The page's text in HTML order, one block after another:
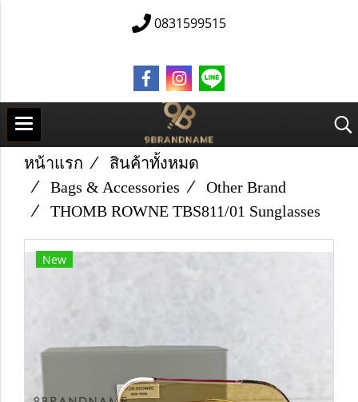
0831599515
หน้าแรก
สินค้าทั้งหมด
Bags & Accessories
Other Brand
THOMB ROWNE TBS811/01 Sunglasses
New